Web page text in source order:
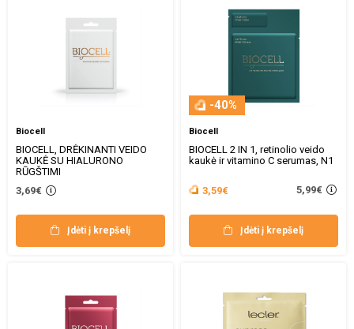
Biocell
BIOCELL, DRĖKINANTI VEIDO
KAUKĖ SU HIALURONO
RŪGŠTIMI
3,69€
Įdėti į krepšelį
-40%
Biocell
BIOCELL 2 IN 1, retinolio veido
kaukė ir vitamino C serumas, N1
3,59€ 5,99€
Įdėti į krepšelį